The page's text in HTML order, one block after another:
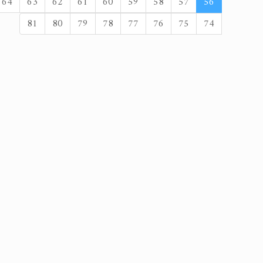
74
75
76
77
78
79
80
81